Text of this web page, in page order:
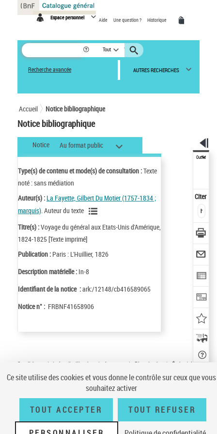
Espace personnel Aide Une question ? Historique
Tout
Recherche avancée AUTRES RECHERCHES
Accueil Notice bibliographique
Notice bibliographique
Notice Au format public
Type(s) de contenu et mode(s) de consultation :Texte
noté : sans médiation
Auteur(s) : La Fayette, Gilbert Du Motier (1757-1834 ;
marquis) . Auteur du texte
Titre(s) :Voyage du général aux Etats-Unis d'Amérique,
1824-1825 [Texte imprimé]
Publication : Paris : L'Huillier, 1826
Description matérielle : In-8
Identifiant de la notice :ark:/12148/cb416589065
Notice n° : FRBNF41658906
Outils
Citer
Conditions générales d'utilisation | A propos | Plan du site |
Écrire à la
Panneau de gestion des cookies
Ce site utilise des cookies et vous donne le contrôle sur ceux que vous
souhaitez activer
TOUT ACCEPTER TOUT REFUSER